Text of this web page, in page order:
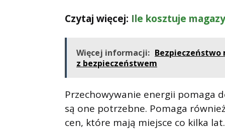
Czytaj więcej: Ile kosztuje
Więcej informacji: Bezpieczeństwo
z bezpieczeństwem
Przechowywanie energii pomaga
są one potrzebne. Pomaga
cen, które mają miejsce co kilka lat.